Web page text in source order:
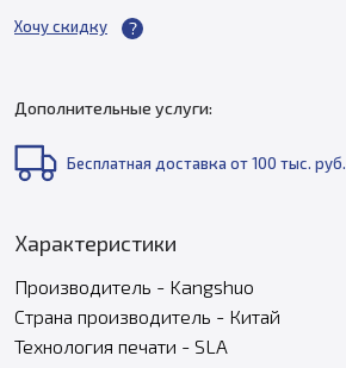
Хочу скидку
Дополнительные услуги:
Бесплатная доставка от 100 тыс. руб.
Характеристики
Производитель - Kangshuo
Страна производитель - Китай
Технология печати - SLA